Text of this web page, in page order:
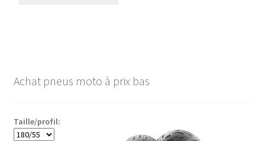
Achat pneus moto à prix bas
Taille/profil: